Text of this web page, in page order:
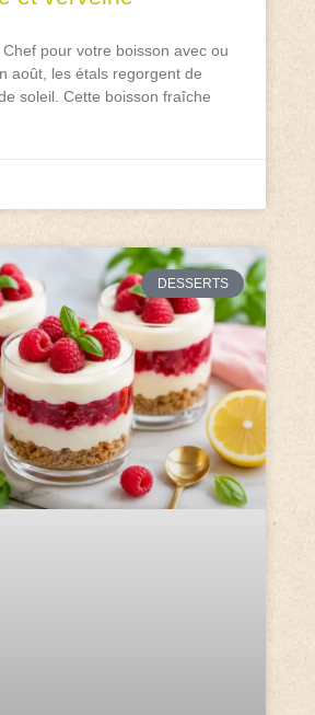
pour votre boisson avec ou
août, les étals regorgent de
soleil. Cette boisson fraîche
DESSERTS